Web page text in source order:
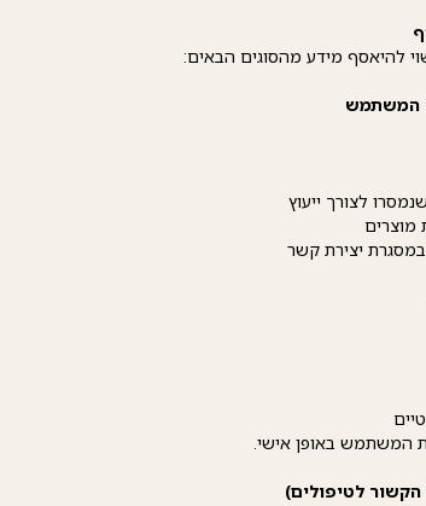
להיאסף מידע מהסוגים הבאים:
המשתמש
לצורך ייעוץ
מוצרים
יצירת קשר
המשתמש באופן אישי.